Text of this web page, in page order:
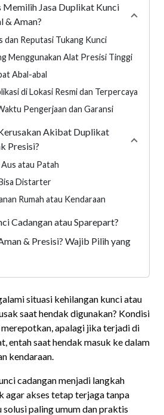
Memilih Jasa Duplikat Kunci
& Aman?
dan Reputasi Tukang Kunci
Menggunakan Alat Presisi Tinggi
Abal-abal
di Lokasi Resmi dan Terpercaya
Pengerjaan dan Garansi
Akibat Duplikat
Presisi?
atau Patah
Distarter
Rumah atau Kendaraan
Cadangan atau Sparepart?
& Presisi? Wajib Pilih yang
situasi kehilangan kunci atau
saat hendak digunakan? Kondisi
apalagi jika terjadi di
entah saat hendak masuk ke dalam
kendaraan.
cadangan menjadi langkah
agar akses tetap terjaga tanpa
solusi paling umum dan praktis